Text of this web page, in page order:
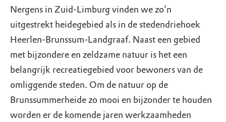
Nergens in Zuid-Limburg vinden we zo’n
uitgestrekt heidegebied als in de stedendriehoek
Heerlen-Brunssum-Landgraaf. Naast een gebied
met bijzondere en zeldzame natuur is het een
belangrijk recreatiegebied voor bewoners van de
omliggende steden. Om de natuur op de
Brunssummerheide zo mooi en bijzonder te houden
worden er de komende jaren werkzaamheden